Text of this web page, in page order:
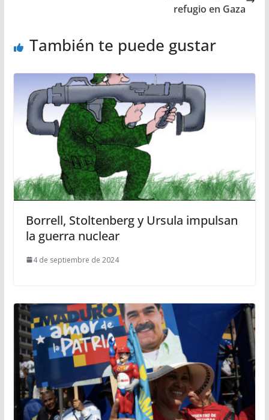
refugio en Gaza
También te puede gustar
Borrell, Stoltenberg y Ursula impulsan
la guerra nuclear
4 de septiembre de 2024